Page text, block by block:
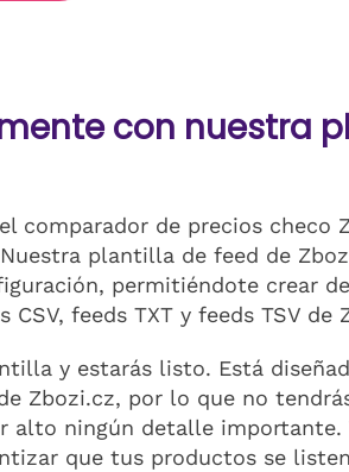
con nuestra
comparador de precios checo
plantilla de feed de
permitiéndote crear
feeds TXT y feeds TSV de
y estarás listo. Está
Zbozi.cz, por lo que no
alto ningún detalle importante.
que tus productos se